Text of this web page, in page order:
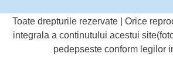
Toate drepturile rezervate | Orice
integrala a continutului acestui
pedepseste conform legilor